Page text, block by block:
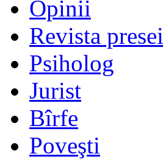
Opinii
Revista presei
Psiholog
Jurist
Bîrfe
Poveşti